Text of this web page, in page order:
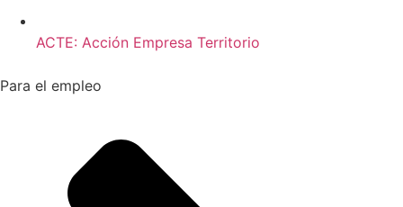
ACTE: Acción Empresa Territorio
Para el empleo